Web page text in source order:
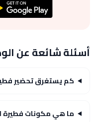
أسئلة شائعة عن
كم يستغرق تحضير
ما هي مكونات فطيرة